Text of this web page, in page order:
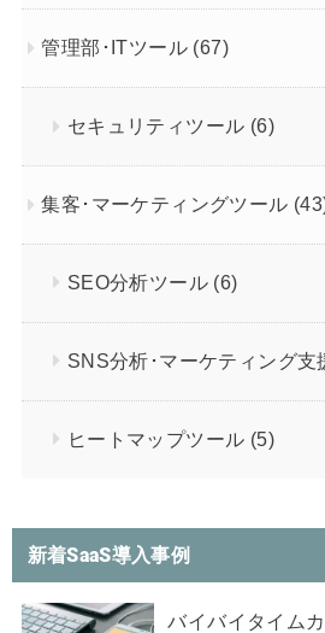
管理部･ITツール (67)
セキュリティツール (6)
集客･マーケティングツール
SEO分析ツール (6)
SNS分析･マーケティング支
ヒートマップツール (5)
新着SaaS導入事例
バイバイタイム